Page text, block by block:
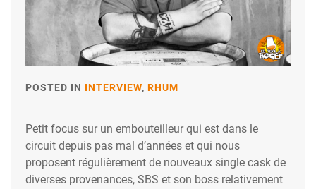
POSTED IN INTERVIEW, RHUM
Petit focus sur un embouteilleur qui est dans le
circuit depuis pas mal d’années et qui nous
proposent régulièrement de nouveaux single cask de
diverses provenances, SBS et son boss relativement